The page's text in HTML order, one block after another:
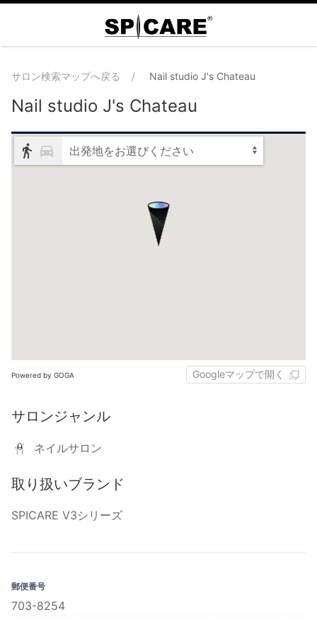
サロン検索マップへ戻る Nail studio J's Chateau
Nail studio J's Chateau
出発地をお選びください
Powered by GOGA Googleマップで開く
サロンジャンル
ネイルサロン
取り扱いブランド
SPICARE V3シリーズ
郵便番号
703-8254